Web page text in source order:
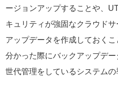
ージョンアップすることや、
キュリティが強固なクラウド
アップデータを作成しておく
分かった際にバックアップデ
世代管理をしているシステムの